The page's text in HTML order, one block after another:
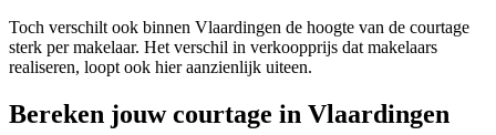
Toch verschilt ook binnen Vlaardingen de hoogte van de courtage
sterk per makelaar. Het verschil in verkoopprijs dat makelaars
realiseren, loopt ook hier aanzienlijk uiteen.
Bereken jouw courtage in Vlaardingen